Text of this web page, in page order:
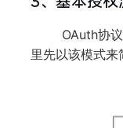
OAuth协议已
里先以该模式